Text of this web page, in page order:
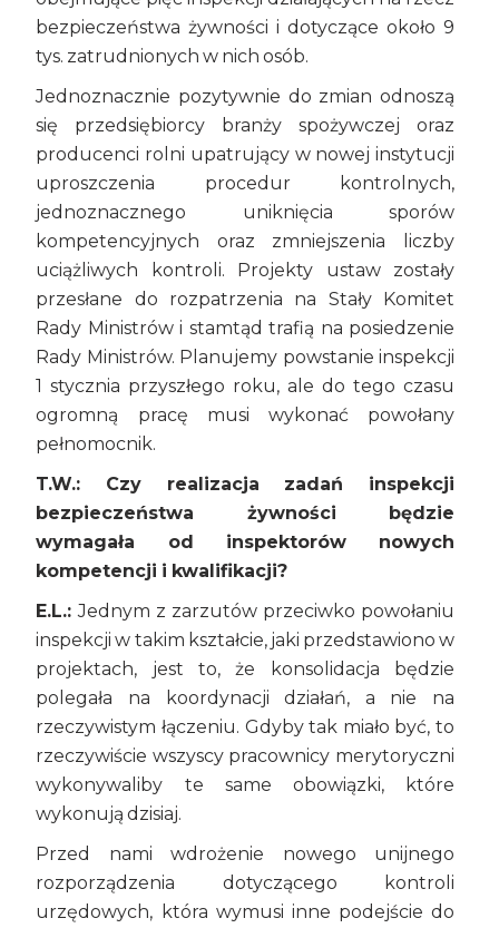
bezpieczeństwa żywności i dotyczące około 9
tys. zatrudnionych w nich osób.
Jednoznacznie pozytywnie do zmian odnoszą
się przedsiębiorcy branży spożywczej oraz
producenci rolni upatrujący w nowej instytucji
uproszczenia procedur kontrolnych,
jednoznacznego uniknięcia sporów
kompetencyjnych oraz zmniejszenia liczby
uciążliwych kontroli. Projekty ustaw zostały
przesłane do rozpatrzenia na Stały Komitet
Rady Ministrów i stamtąd trafią na posiedzenie
Rady Ministrów. Planujemy powstanie inspekcji
1 stycznia przyszłego roku, ale do tego czasu
ogromną pracę musi wykonać powołany
pełnomocnik.
T.W.: Czy realizacja zadań inspekcji
bezpieczeństwa żywności będzie
wymagała od inspektorów nowych
kompetencji i kwalifikacji?
E.L.: Jednym z zarzutów przeciwko powołaniu
inspekcji w takim kształcie, jaki przedstawiono w
projektach, jest to, że konsolidacja będzie
polegała na koordynacji działań, a nie na
rzeczywistym łączeniu. Gdyby tak miało być, to
rzeczywiście wszyscy pracownicy merytoryczni
wykonywaliby te same obowiązki, które
wykonują dzisiaj.
Przed nami wdrożenie nowego unijnego
rozporządzenia dotyczącego kontroli
urzędowych, która wymusi inne podejście do